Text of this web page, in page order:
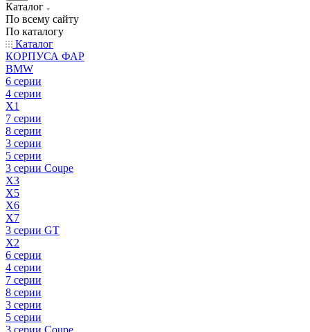
Каталог
По всему сайту
По каталогу
Каталог
КОРПУСА ФАР
BMW
6 серии
4 серии
X1
7 серии
8 серии
3 серии
5 серии
3 серии Coupe
X3
X5
X6
X7
3 серии GT
X2
6 серии
4 серии
7 серии
8 серии
3 серии
5 серии
3 серии Coupe